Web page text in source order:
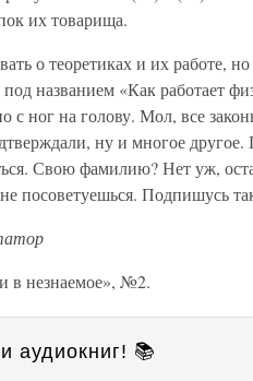
их товарища.
о теоретиках и их работе,
названием «Как работает
с ног на голову. Мол, все
ну и многое
Свою фамилию? Нет уж,
посоветуешься. Подпишусь
в незнаемое», №2.
аудиокниг! 📚